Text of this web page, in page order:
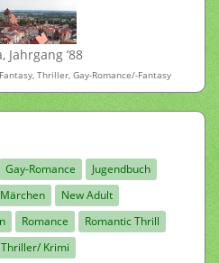
Jahrgang ’88
Thriller, Gay-Romance/-Fantasy
Gay-Romance
Jugendbuch
Märchen
New Adult
Romance
Romantic Thrill
Thriller/ Krimi